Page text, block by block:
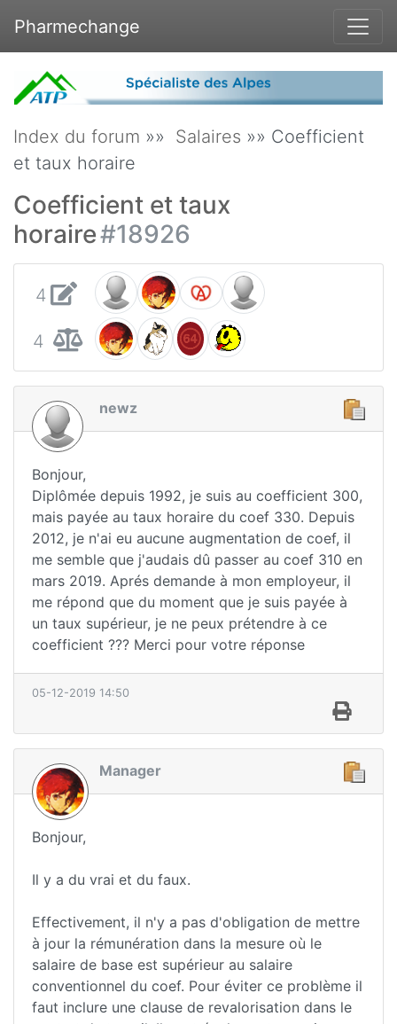
Pharmechange
Index du forum »» Salaires »» Coefficient
et taux horaire
Coefficient et taux
horaire#18926
4
4
newz
Bonjour,
Diplômée depuis 1992, je suis au coefficient 300,
mais payée au taux horaire du coef 330. Depuis
2012, je n'ai eu aucune augmentation de coef, il
me semble que j'audais dû passer au coef 310 en
mars 2019. Aprés demande à mon employeur, il
me répond que du moment que je suis payée à
un taux supérieur, je ne peux prétendre à ce
coefficient ??? Merci pour votre réponse
05-12-2019 14:50
Manager
Bonjour,
Il y a du vrai et du faux.
Effectivement, il n'y a pas d'obligation de mettre
à jour la rémunération dans la mesure où le
salaire de base est supérieur au salaire
conventionnel du coef. Pour éviter ce problème il
faut inclure une clause de revalorisation dans le